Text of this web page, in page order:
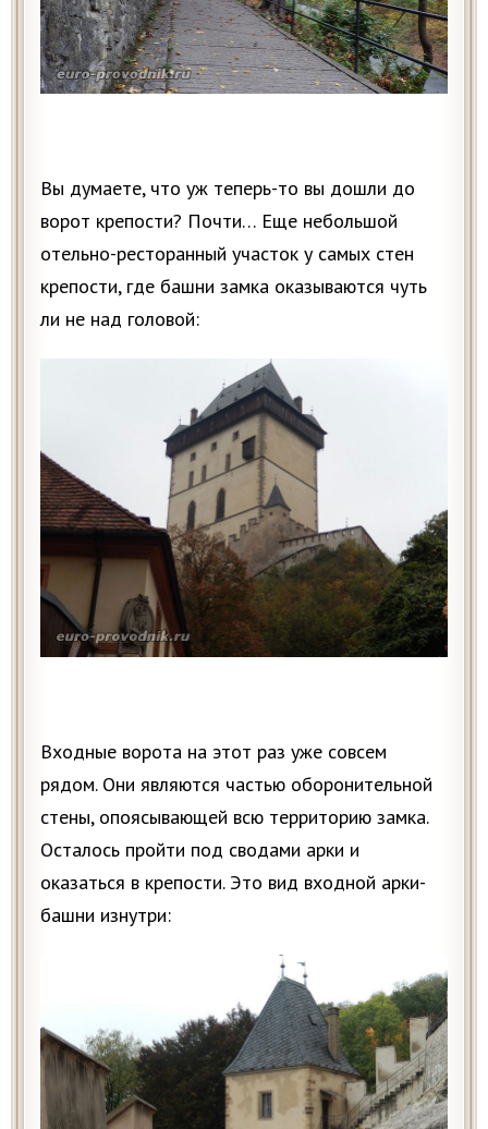
Вы думаете, что уж теперь-то вы дошли до
ворот крепости? Почти… Еще небольшой
отельно-ресторанный участок у самых стен
крепости, где башни замка оказываются чуть
ли не над головой:
Входные ворота на этот раз уже совсем
рядом. Они являются частью оборонительной
стены, опоясывающей всю территорию замка.
Осталось пройти под сводами арки и
оказаться в крепости. Это вид входной арки-
башни изнутри: